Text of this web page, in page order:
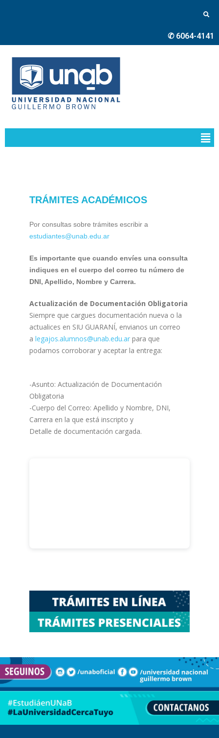
✆ 6064-4141
TRÁMITES ACADÉMICOS
Por consultas sobre trámites escribir a
estudiantes@unab.edu.ar
Es importante que cuando envíes una consulta
indiques en el cuerpo del correo tu número de
DNI, Apellido, Nombre y Carrera.
Actualización de Documentación Obligatoria
Siempre que cargues documentación nueva o la
actualices en SIU GUARANÍ, envianos un correo
a legajos.alumnos@unab.edu.ar para que
podamos corroborar y aceptar la entrega:
-Asunto: Actualización de Documentación
Obligatoria
-Cuerpo del Correo: Apellido y Nombre, DNI,
Carrera en la que está inscripto y
Detalle de documentación cargada.